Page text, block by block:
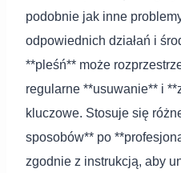
podobnie jak inne
odpowiednich działań i
**pleśń** może
regularne **usuwanie** i
kluczowe. Stosuje się
sposobów** po
zgodnie z instrukcją, aby